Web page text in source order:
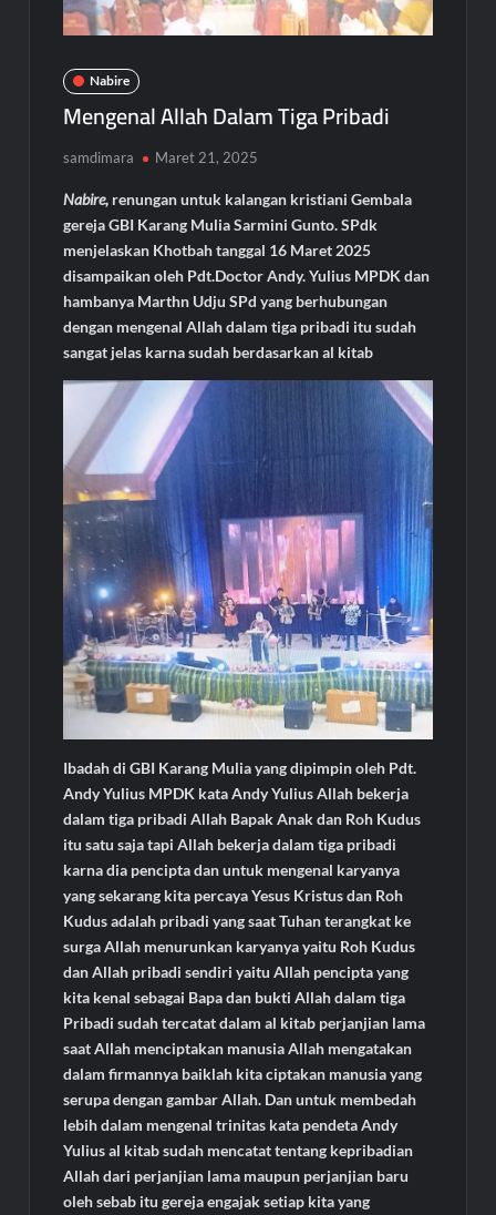
Nabire
Mengenal Allah Dalam Tiga Pribadi
samdimara Maret 21, 2025
Nabire, renungan untuk kalangan kristiani Gembala
gereja GBI Karang Mulia Sarmini Gunto. SPdk
menjelaskan Khotbah tanggal 16 Maret 2025
disampaikan oleh Pdt.Doctor Andy. Yulius MPDK dan
hambanya Marthn Udju SPd yang berhubungan
dengan mengenal Allah dalam tiga pribadi itu sudah
sangat jelas karna sudah berdasarkan al kitab
Ibadah di GBI Karang Mulia yang dipimpin oleh Pdt.
Andy Yulius MPDK kata Andy Yulius Allah bekerja
dalam tiga pribadi Allah Bapak Anak dan Roh Kudus
itu satu saja tapi Allah bekerja dalam tiga pribadi
karna dia pencipta dan untuk mengenal karyanya
yang sekarang kita percaya Yesus Kristus dan Roh
Kudus adalah pribadi yang saat Tuhan terangkat ke
surga Allah menurunkan karyanya yaitu Roh Kudus
dan Allah pribadi sendiri yaitu Allah pencipta yang
kita kenal sebagai Bapa dan bukti Allah dalam tiga
Pribadi sudah tercatat dalam al kitab perjanjian lama
saat Allah menciptakan manusia Allah mengatakan
dalam firmannya baiklah kita ciptakan manusia yang
serupa dengan gambar Allah. Dan untuk membedah
lebih dalam mengenal trinitas kata pendeta Andy
Yulius al kitab sudah mencatat tentang kepribadian
Allah dari perjanjian lama maupun perjanjian baru
oleh sebab itu gereja engajak setiap kita yang